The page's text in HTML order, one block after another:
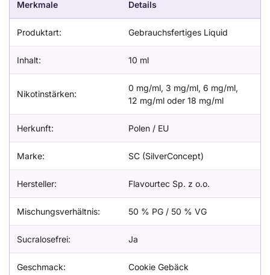
Merkmale Details
Produktart: Gebrauchsfertiges Liquid
Inhalt: 10 ml
Nikotinstärken:
0 mg/ml, 3 mg/ml, 6 mg/ml,
12 mg/ml oder 18 mg/ml
Herkunft: Polen / EU
Marke: SC (SilverConcept)
Hersteller: Flavourtec Sp. z o.o.
Mischungsverhältnis: 50 % PG / 50 % VG
Sucralosefrei: Ja
Geschmack: Cookie Gebäck